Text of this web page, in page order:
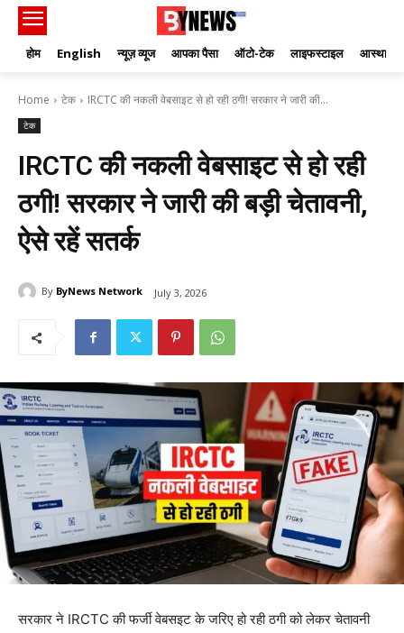
होम English न्यूज़ व्यूज आपका पैसा ऑटो-टेक लाइफस्टाइल आस्था
Home टेक IRCTC की नकली वेबसाइट से हो रही ठगी! सरकार ने जारी की...
टेक
IRCTC की नकली वेबसाइट से हो रही
ठगी! सरकार ने जारी की बड़ी चेतावनी,
ऐसे रहें सतर्क
By ByNews Network July 3, 2026
सरकार ने IRCTC की फर्जी वेबसइट के जरिए हो रही ठगी को लेकर चेतावनी